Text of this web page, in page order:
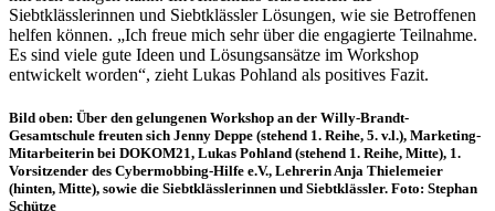
Siebtklässlerinnen und Siebtklässler Lösungen, wie sie Betroffenen
helfen können. „Ich freue mich sehr über die engagierte Teilnahme.
Es sind viele gute Ideen und Lösungsansätze im Workshop
entwickelt worden“, zieht Lukas Pohland als positives Fazit.
Bild oben: Über den gelungenen Workshop an der Willy-Brandt-
Gesamtschule freuten sich Jenny Deppe (stehend 1. Reihe, 5. v.l.), Marketing-
Mitarbeiterin bei DOKOM21, Lukas Pohland (stehend 1. Reihe, Mitte), 1.
Vorsitzender des Cybermobbing-Hilfe e.V., Lehrerin Anja Thielemeier
(hinten, Mitte), sowie die Siebtklässlerinnen und Siebtklässler. Foto: Stephan
Schütze